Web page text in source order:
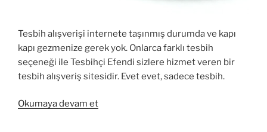
Tesbih alışverişi internete taşınmış durumda ve kapı
kapı gezmenize gerek yok. Onlarca farklı tesbih
seçeneği ile Tesbihçi Efendi sizlere hizmet veren bir
tesbih alışveriş sitesidir. Evet evet, sadece tesbih.
Okumaya devam et“Tesbih